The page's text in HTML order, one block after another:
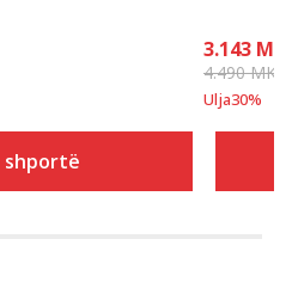
shportë
3.143
4.490MKD
Ulja30%